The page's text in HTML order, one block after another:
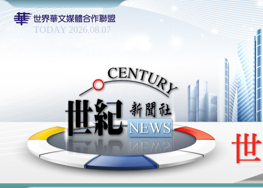
TODAY 2026.08.07